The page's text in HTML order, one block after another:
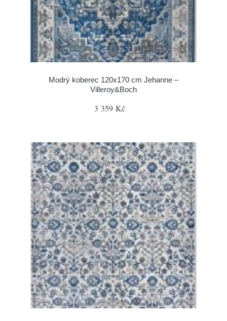
Modrý koberec 120x170 cm Jehanne –
Villeroy&Boch
3 359 Kč